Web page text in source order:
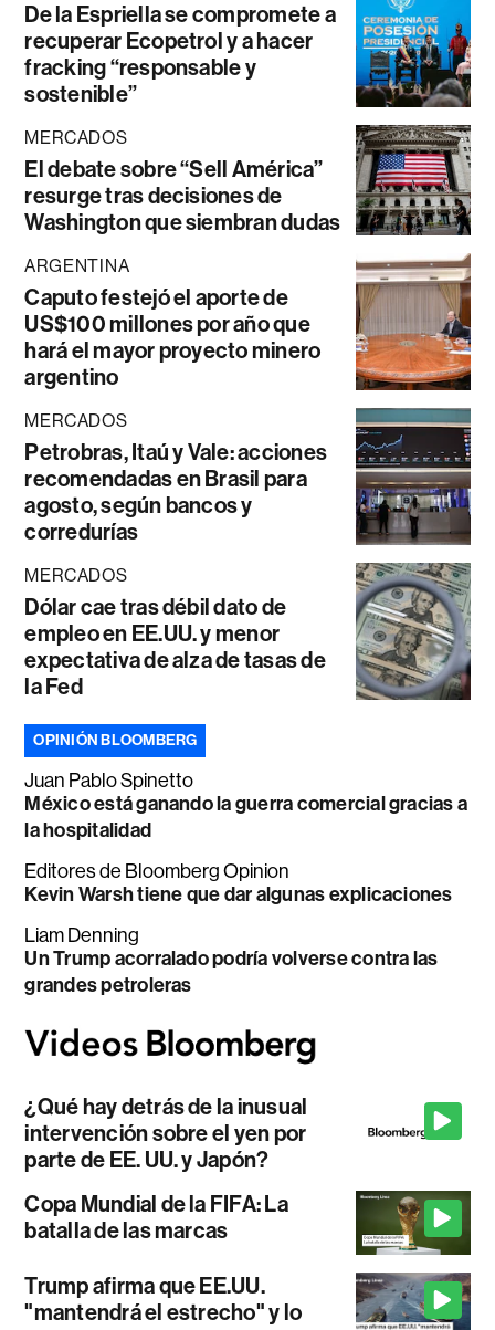
De la Espriella se compromete a
recuperar Ecopetrol y a hacer
fracking “responsable y
sostenible”
MERCADOS
El debate sobre “Sell América”
resurge tras decisiones de
Washington que siembran dudas
ARGENTINA
Caputo festejó el aporte de
US$100 millones por año que
hará el mayor proyecto minero
argentino
MERCADOS
Petrobras, Itaú y Vale: acciones
recomendadas en Brasil para
agosto, según bancos y
corredurías
MERCADOS
Dólar cae tras débil dato de
empleo en EE.UU. y menor
expectativa de alza de tasas de
la Fed
OPINIÓN BLOOMBERG
Juan Pablo Spinetto
México está ganando la guerra comercial gracias a
la hospitalidad
Editores de Bloomberg Opinion
Kevin Warsh tiene que dar algunas explicaciones
Liam Denning
Un Trump acorralado podría volverse contra las
grandes petroleras
¿Qué hay detrás de la inusual
intervención sobre el yen por
parte de EE. UU. y Japón?
Copa Mundial de la FIFA: La
batalla de las marcas
Trump afirma que EE.UU.
"mantendrá el estrecho" y lo